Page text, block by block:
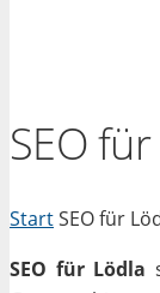
SEO
StartSEO für
SEO für Lödla